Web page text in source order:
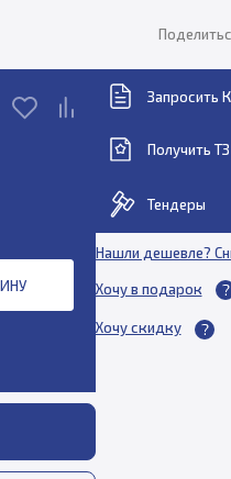
Запросить
Получить ТЗ
Тендеры
Нашли дешевле?
Хочу в подарок
Хочу скидку